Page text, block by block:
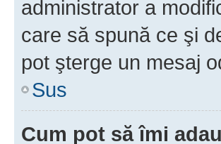
administrator a
care să spună ce şi
pot şterge un mesaj
Sus
Cum pot să îmi